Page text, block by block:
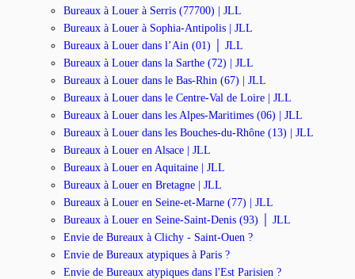
Bureaux à Louer à Serris (77700) | JLL
Bureaux à Louer à Sophia-Antipolis | JLL
Bureaux à Louer dans l’Ain (01) │ JLL
Bureaux à Louer dans la Sarthe (72) | JLL
Bureaux à Louer dans le Bas-Rhin (67) | JLL
Bureaux à Louer dans le Centre-Val de Loire | JLL
Bureaux à Louer dans les Alpes-Maritimes (06) | JLL
Bureaux à Louer dans les Bouches-du-Rhône (13) | JLL
Bureaux à Louer en Alsace | JLL
Bureaux à Louer en Aquitaine | JLL
Bureaux à Louer en Bretagne | JLL
Bureaux à Louer en Seine-et-Marne (77) | JLL
Bureaux à Louer en Seine-Saint-Denis (93) │ JLL
Envie de Bureaux à Clichy - Saint-Ouen ?
Envie de Bureaux atypiques à Paris ?
Envie de Bureaux atypiques dans l'Est Parisien ?